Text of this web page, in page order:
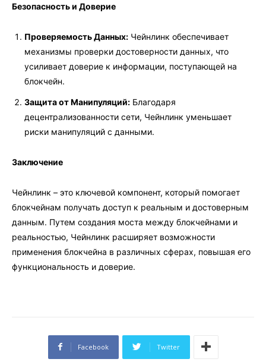
Безопасность и Доверие
Проверяемость Данных: Чейнлинк обеспечивает
механизмы проверки достоверности данных, что
усиливает доверие к информации, поступающей на
блокчейн.
Защита от Манипуляций: Благодаря
децентрализованности сети, Чейнлинк уменьшает
риски манипуляций с данными.
Заключение
Чейнлинк – это ключевой компонент, который помогает
блокчейнам получать доступ к реальным и достоверным
данным. Путем создания моста между блокчейнами и
реальностью, Чейнлинк расширяет возможности
применения блокчейна в различных сферах, повышая его
функциональность и доверие.
Facebook Twitter